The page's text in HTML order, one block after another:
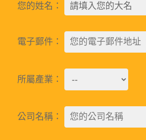
您的姓名：
電子郵件：
所屬產業：
公司名稱：